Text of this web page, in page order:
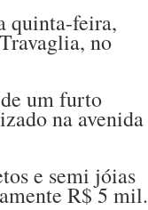
quinta-feira,
no
um furto
na avenida
e semi jóias
R$ 5 mil.